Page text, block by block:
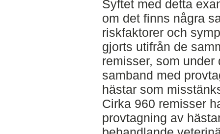
Syftet med detta
om det finns några
riskfaktorer och
gjorts utifrån de
remisser, som
samband med
hästar som
Cirka 960 remisser
provtagning av